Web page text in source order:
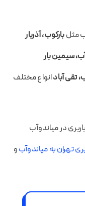
مثلبارکوب، آذربار
سیمین بار
تقی آبادانواع مختلف
در میاندوآب
تهران به میاندوآبو